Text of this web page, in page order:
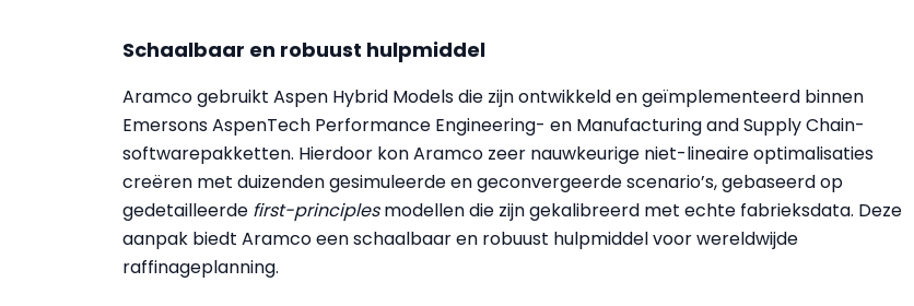
Schaalbaar en robuust hulpmiddel
Aramco gebruikt Aspen Hybrid Models die zijn ontwikkeld en geïmplementeerd binnen
Emersons AspenTech Performance Engineering- en Manufacturing and Supply Chain-
softwarepakketten. Hierdoor kon Aramco zeer nauwkeurige niet-lineaire optimalisaties
creëren met duizenden gesimuleerde en geconvergeerde scenario’s, gebaseerd op
gedetailleerde first-principlesmodellen die zijn gekalibreerd met echte fabrieksdata. Deze
aanpak biedt Aramco een schaalbaar en robuust hulpmiddel voor wereldwijde
raffinageplanning.